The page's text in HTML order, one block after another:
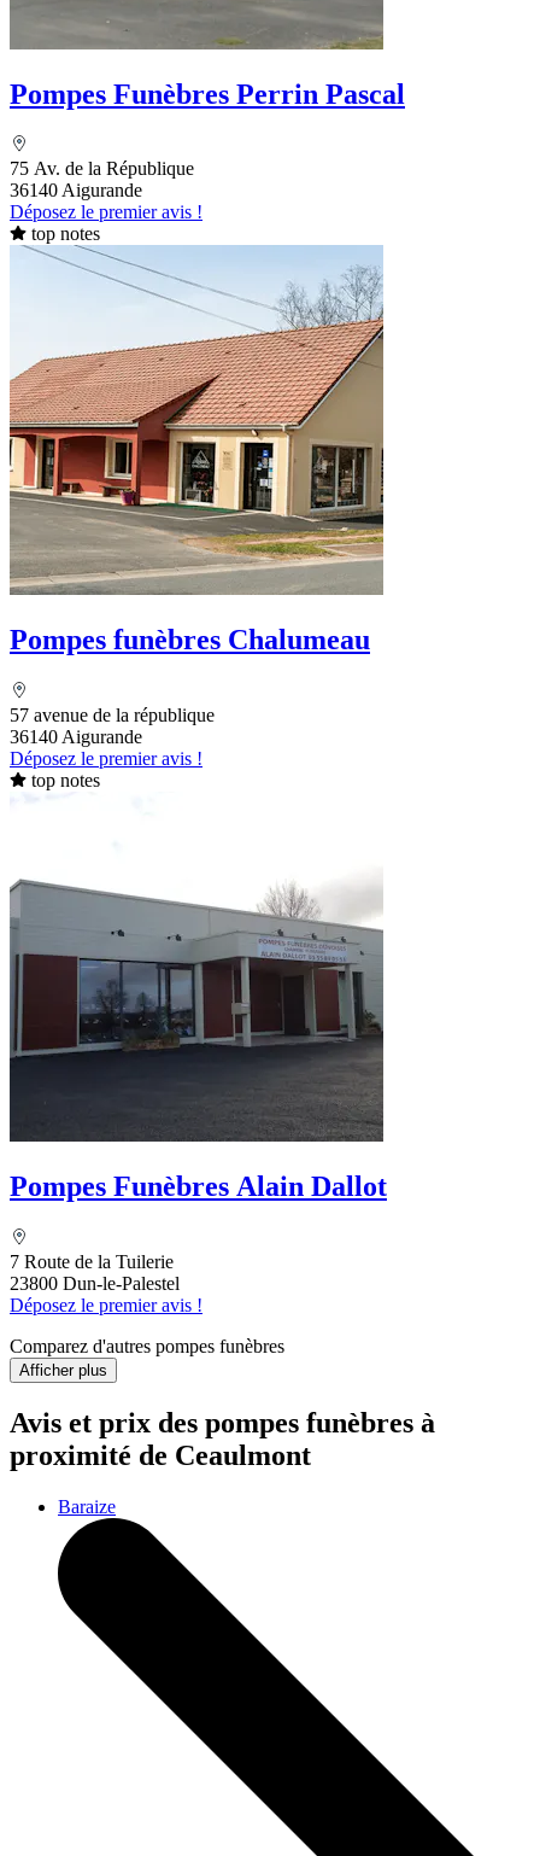
Pompes Funèbres Perrin Pascal
75 Av. de la République
36140 Aigurande
Déposez le premier avis !
top notes
Pompes funèbres Chalumeau
57 avenue de la république
36140 Aigurande
Déposez le premier avis !
top notes
Pompes Funèbres Alain Dallot
7 Route de la Tuilerie
23800 Dun-le-Palestel
Déposez le premier avis !
Comparez d'autres pompes funèbres
Afficher plus
Avis et prix des pompes funèbres à
proximité de Ceaulmont
Baraize